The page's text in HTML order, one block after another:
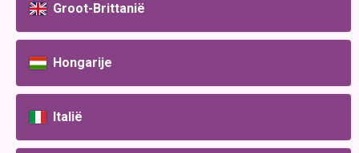
Groot-Brittanië
Hongarije
Italië